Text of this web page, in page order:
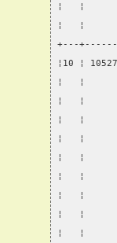
¦   ¦
¦   ¦
+---
¦10 ¦
¦   ¦
¦   ¦
¦   ¦
¦   ¦
¦   ¦
¦   ¦
¦   ¦
¦   ¦
¦   ¦